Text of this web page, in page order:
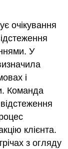
очікування
У
і
Команда
клієнта.
з огляду